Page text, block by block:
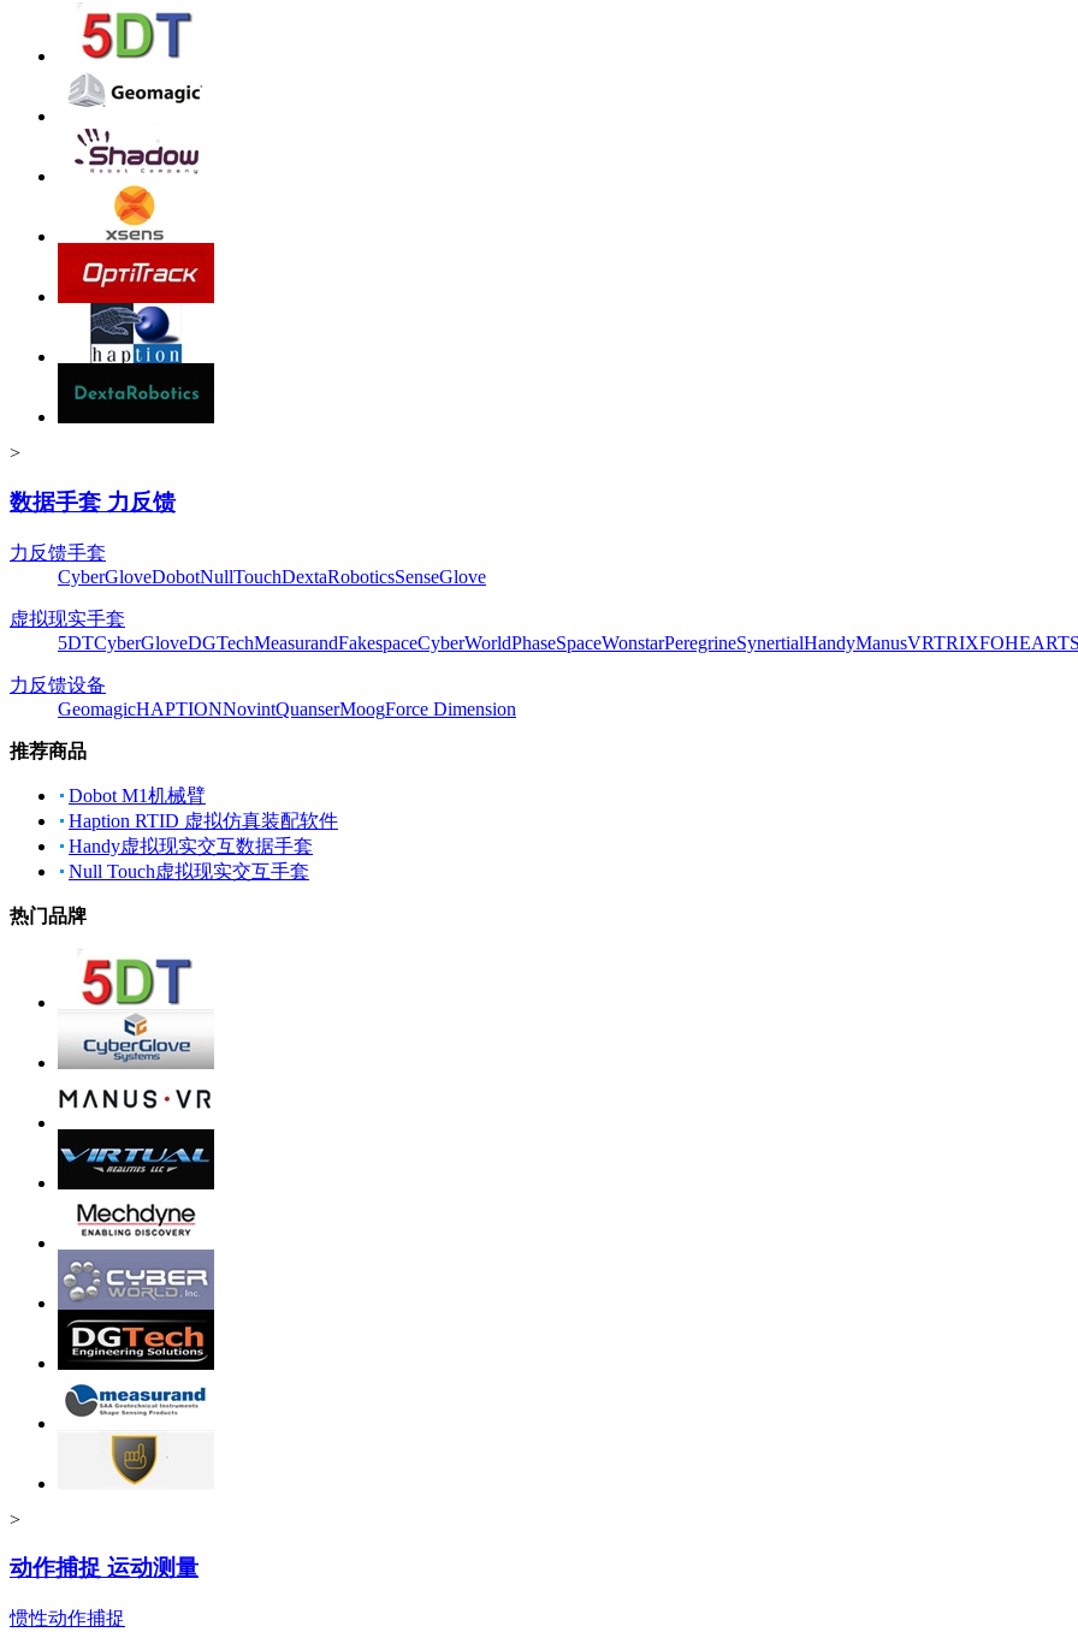
>
数据手套 力反馈
力反馈手套
CyberGloveDobotNullTouchDextaRoboticsSenseGlove
虚拟现实手套
5DTCyberGloveDGTechMeasurandFakespaceCyberWorldPhaseSpaceWonstarPeregrineSynertialHandyManusVRTRIXFOHEART
力反馈设备
GeomagicHAPTIONNovintQuanserMoogForce Dimension
推荐商品
Dobot M1机械臂
Haption RTID 虚拟仿真装配软件
Handy虚拟现实交互数据手套
Null Touch虚拟现实交互手套
热门品牌
>
动作捕捉 运动测量
惯性动作捕捉